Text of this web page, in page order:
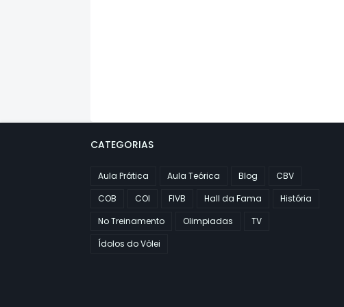
CATEGORIAS
Aula Prática Aula Teórica Blog
CBV
COB
COI FIVB Hall da Fama
História
No Treinamento
Olimpiadas
TV
Ídolos do Vôlei